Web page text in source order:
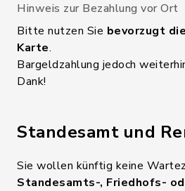
Hinweis zur Bezahlung vor Ort
Bitte nutzen Sie bevorzugt
Karte.
Bargeldzahlung jedoch
Dank!
Standesamt und
Sie wollen künftig keine
Standesamts-, Friedhofs-